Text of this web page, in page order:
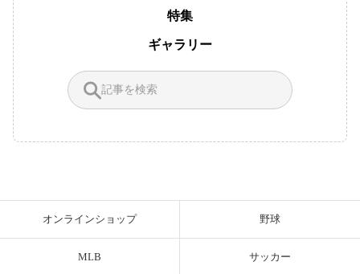
特集
ギャラリー
オンラインショップ 野球
MLB サッカー